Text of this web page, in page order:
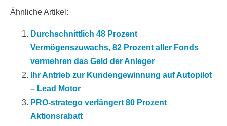
Ähnliche Artikel:
Durchschnittlich 48 Prozent
Vermögenszuwachs, 82 Prozent aller Fonds
vermehren das Geld der Anleger
Ihr Antrieb zur Kundengewinnung auf Autopilot
– Lead Motor
PRO-stratego verlängert 80 Prozent
Aktionsrabatt